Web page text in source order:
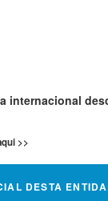
internacional
>>
DESTA